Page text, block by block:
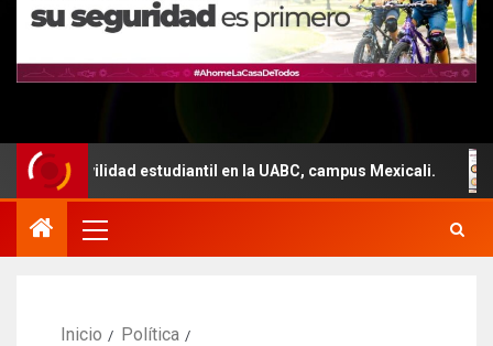
estudiantil en la UABC, campus Mexicali.
Inicio
Política